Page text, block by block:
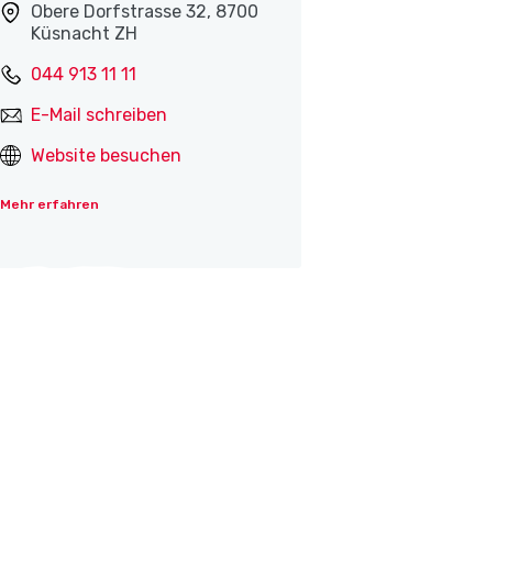
Obere Dorfstrasse 32, 8700
Küsnacht ZH
044 913 11 11
E-Mail schreiben
Website besuchen
Mehr erfahren